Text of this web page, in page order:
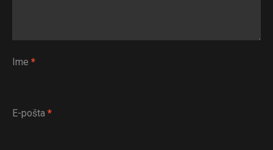
Ime *
E-pošta *